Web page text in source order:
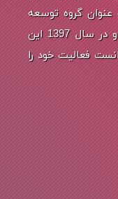
تحت عنوان گروه توسعه
تجارت الکترونیک راه پویان آغاز کرد و در سال 1397 این
فعالیت خود را